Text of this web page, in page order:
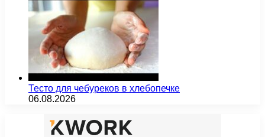
Тесто для чебуреков в хлебопечке
06.08.2026